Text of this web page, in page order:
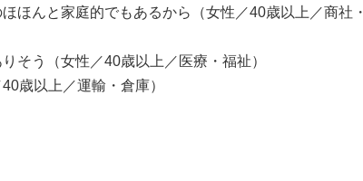
ほんと家庭的でもあるから（女性／40歳以上／商社・
そう（女性／40歳以上／医療・福祉）
歳以上／運輸・倉庫）